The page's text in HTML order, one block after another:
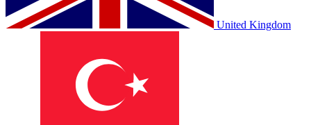
United Kingdom